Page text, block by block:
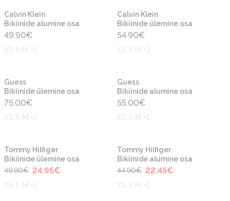
Calvin Klein
Bikiinide alumine osa
49.90€
XS S M +1
Calvin Klein
Bikiinide ülemine osa
54.90€
XS S M +2
Guess
Bikiinide ülemine osa
75.00€
XS S M +2
Guess
Bikiinide alumine osa
55.00€
XS S M +1
-50%
Tommy Hilfiger
Bikiinide ülemine osa
49.90€ 24.95€
XS S M +1
-50%
Tommy Hilfiger
Bikiinide alumine osa
44.90€ 22.45€
XS S M +1